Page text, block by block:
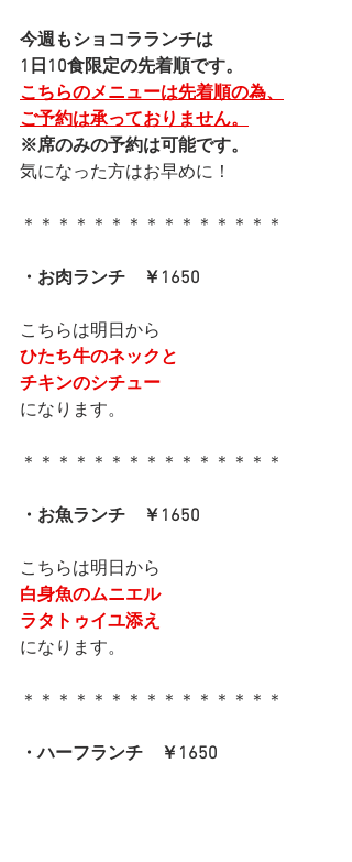
今週もショコラランチは
1日10食限定の先着順です。
こちらのメニューは先着順の為、
ご予約は承っておりません。
※席のみの予約は可能です。
気になった方はお早めに！
＊＊＊＊＊＊＊＊＊＊＊＊＊＊＊
・お肉ランチ　￥1650
こちらは明日から
ひたち牛のネックと
チキンのシチュー
になります。
＊＊＊＊＊＊＊＊＊＊＊＊＊＊＊
・お魚ランチ　￥1650
こちらは明日から
白身魚のムニエル
ラタトゥイユ添え
になります。
＊＊＊＊＊＊＊＊＊＊＊＊＊＊＊
・ハーフランチ　￥1650